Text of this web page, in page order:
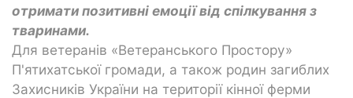
отримати позитивні емоції від спілкування з
тваринами.
Для ветеранів «Ветеранського Простору»
П'ятихатської громади, а також родин загиблих
Захисників України на території кінної ферми